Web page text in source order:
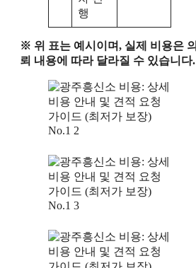
행
※ 위 표는 예시이며, 실제 비용은 의
뢰 내용에 따라 달라질 수 있습니다.